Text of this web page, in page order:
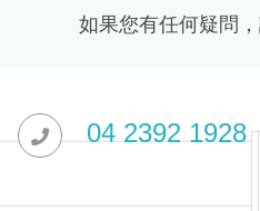
如果您有任何疑問
04 2392 1928